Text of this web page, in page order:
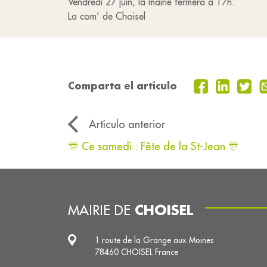
La com' de Choisel
Comparta el artículo
Artículo anterior
🎊 Ce samedi : Fête de la St-Jean 🎊
MAIRIE DE CHOISEL
1 route de la Grange aux Moines
78460 CHOISEL France